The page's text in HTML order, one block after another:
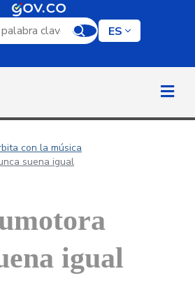
por palabra clave
ES
con la música
suena igual
igual